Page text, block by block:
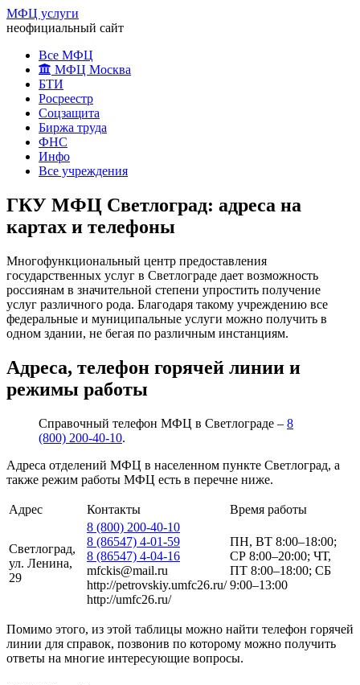
МФЦ услуги
неофициальный сайт
Все МФЦ
МФЦ Москва
БТИ
Росреестр
Соцзащита
Биржа труда
ФНС
Инфо
Все учреждения
ГКУ МФЦ Светлоград: адреса на
картах и телефоны
Многофункциональный центр предоставления
государственных услуг в Светлограде дает возможность
россиянам в значительной степени упростить получение
услуг различного рода. Благодаря такому учреждению все
федеральные и муниципальные услуги можно получить в
одном здании, не бегая по различным инстанциям.
Адреса, телефон горячей линии и
режимы работы
Справочный телефон МФЦ в Светлограде – 8
(800) 200-40-10.
Адреса отделений МФЦ в населенном пункте Светлоград, а
также режим работы МФЦ есть в перечне ниже.
Адрес Контакты Время работы
Светлоград,
ул. Ленина,
29
8 (800) 200-40-10
8 (86547) 4-01-59
8 (86547) 4-04-16
mfckis@mail.ru
http://petrovskiy.umfc26.ru/
http://umfc26.ru/
ПН, ВТ 8:00–18:00;
СР 8:00–20:00; ЧТ,
ПТ 8:00–18:00; СБ
9:00–13:00
Помимо этого, из этой таблицы можно найти телефон горячей
линии для справок, позвонив по которому можно получить
ответы на многие интересующие вопросы.